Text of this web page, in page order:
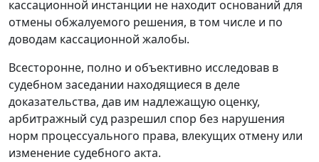
кассационной инстанции не находит оснований для
отмены обжалуемого решения, в том числе и по
доводам кассационной жалобы.
Всесторонне, полно и объективно исследовав в
судебном заседании находящиеся в деле
доказательства, дав им надлежащую оценку,
арбитражный суд разрешил спор без нарушения
норм процессуального права, влекущих отмену или
изменение судебного акта.